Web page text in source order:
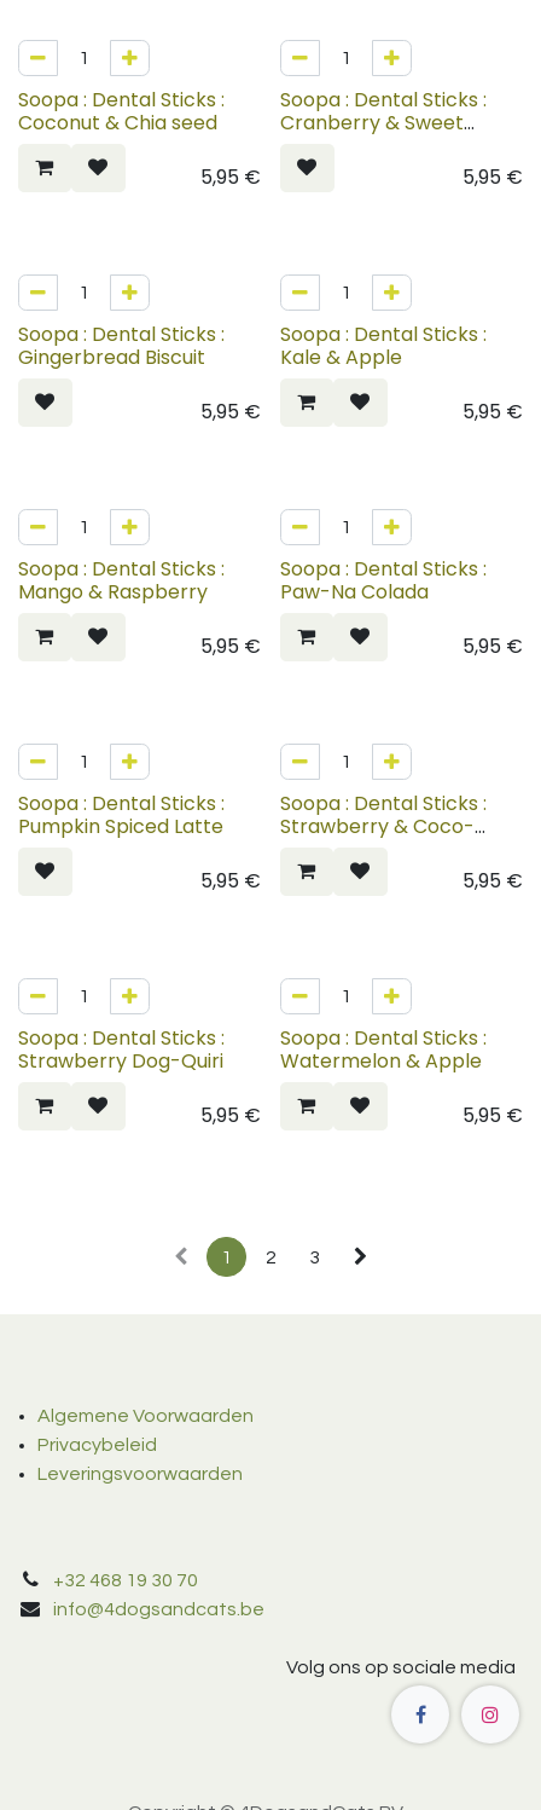
Soopa : Dental Sticks :
Coconut & Chia seed
5,95€
Soopa : Dental Sticks :
Cranberry & Sweet
5,95€
Soopa : Dental Sticks :
Gingerbread Biscuit
5,95€
Soopa : Dental Sticks :
Kale & Apple
5,95€
Soopa : Dental Sticks :
Mango & Raspberry
5,95€
Soopa : Dental Sticks :
Paw-Na Colada
5,95€
Soopa : Dental Sticks :
Pumpkin Spiced Latte
5,95€
Soopa : Dental Sticks :
Strawberry & Coco-
5,95€
Soopa : Dental Sticks :
Strawberry Dog-Quiri
5,95€
Soopa : Dental Sticks :
Watermelon & Apple
5,95€
1 2 3
Algemene Voorwaarden
Privacybeleid
Leveringsvoorwaarden
+32 468 19 30 70
info@4dogsandcats.be
Volg ons op sociale media